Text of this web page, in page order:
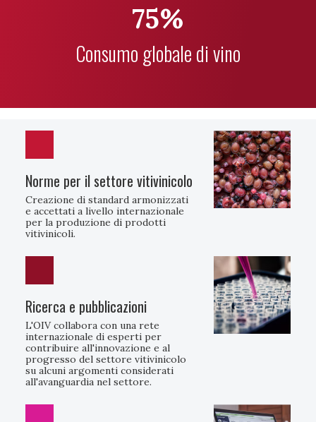
75%
Consumo globale di vino
Norme per il settore vitivinicolo
Creazione di standard armonizzati
e accettati a livello internazionale
per la produzione di prodotti
vitivinicoli.
Ricerca e pubblicazioni
L'OIV collabora con una rete
internazionale di esperti per
contribuire all'innovazione e al
progresso del settore vitivinicolo
su alcuni argomenti considerati
all'avanguardia nel settore.